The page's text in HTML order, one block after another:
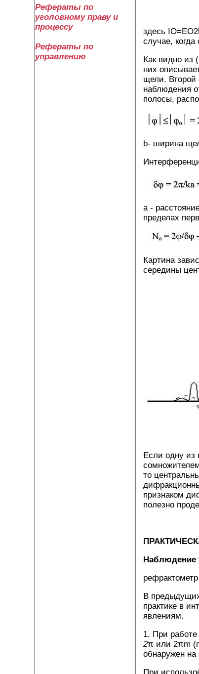
Рефераты по
уголовному праву и
процессу
Рефераты по
управлению
здесь
случае,
Как видно из
них
щели. Второй
наблюдения
полосы,
b- ширина
а -
пределах
Картина
середины
Если одну из
то
признаком
полезно
Наблюдение
В
практике в
явлениям.
1. При
2π или 2πm
обнаружен